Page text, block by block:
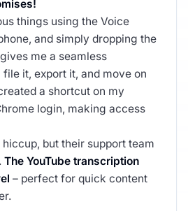
things using the Voice
and simply dropping the
me a seamless
it, export it, and move on
a shortcut on my
login, making access
but their support team
The YouTube transcription
– perfect for quick content